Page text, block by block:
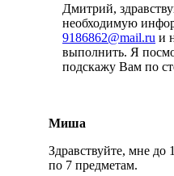
Дмитрий,
необходимую
9186862@mail.ru и
выполнить. Я
подскажу Вам по
Миша
Здравствуйте, мне до
по 7 предметам.